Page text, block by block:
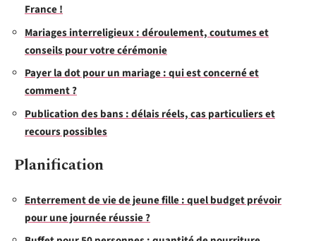
France !
Mariages interreligieux : déroulement, coutumes et
conseils pour votre cérémonie
Payer la dot pour un mariage : qui est concerné et
comment ?
Publication des bans : délais réels, cas particuliers et
recours possibles
Planification
Enterrement de vie de jeune fille : quel budget prévoir
pour une journée réussie ?